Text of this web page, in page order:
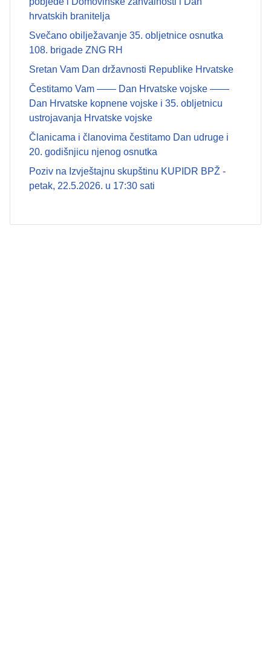
hrvatskih branitelja
Svečano obilježavanje 35. obljetnice osnutka
108. brigade ZNG RH
Sretan Vam Dan državnosti Republike Hrvatske
Čestitamo Vam —— Dan Hrvatske vojske ——
Dan Hrvatske kopnene vojske i 35. obljetnicu
ustrojavanja Hrvatske vojske
Članicama i članovima čestitamo Dan udruge i
20. godišnjicu njenog osnutka
Poziv na Izvještajnu skupštinu KUPIDR BPŽ -
petak, 22.5.2026. u 17:30 sati